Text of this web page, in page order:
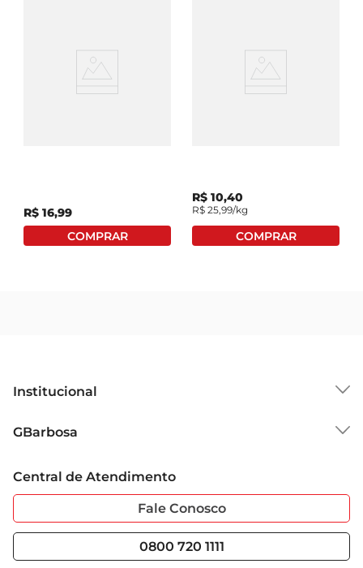
R$ 16,99
R$ 10,40
R$ 25,99/kg
Institucional
Grupo Cencosud
Sobre Privacidade
Portal do Fornecedo
Nossas Lojas
GBarbosa
Garantia Estendida
Serviços
Black Friday
Central de Atendimento
Fale Conosco
0800 720 1111